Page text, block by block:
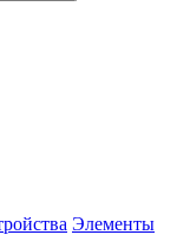
Элементы